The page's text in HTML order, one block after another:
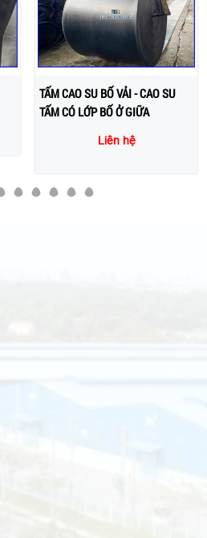
TẤM CAO SU BỐ VẢI - CAO SU
TẤM CÓ LỚP BỐ Ở GIỮA
Liên hệ